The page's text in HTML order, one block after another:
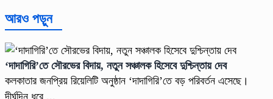
আরও পড়ুন
‘দাদাগিরি’তে সৌরভের বিদায়, নতুন সঞ্চালক হিসেবে দুশ্চিন্তায় দেব
কলকাতার জনপ্রিয় রিয়েলিটি অনুষ্ঠান ‘দাদাগিরি’তে বড় পরিবর্তন এসেছে।
দীর্ঘদিন ধরে ...